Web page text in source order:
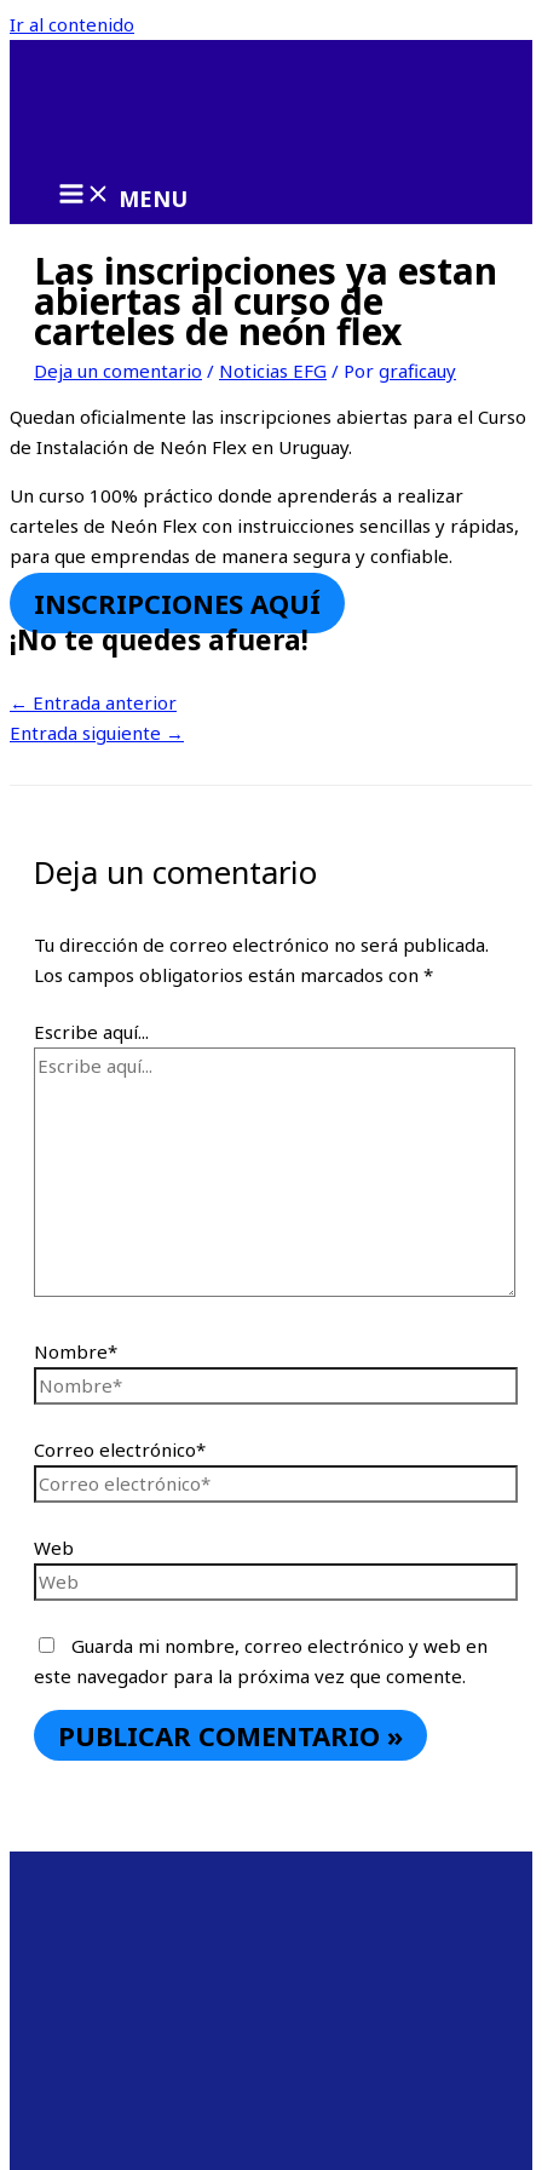
Ir al contenido
MENU
Las inscripciones ya estan
abiertas al curso de
carteles de neón flex
Deja un comentario / Noticias EFG / Por graficauy
Quedan oficialmente las inscripciones abiertas para el Curso
de Instalación de Neón Flex en Uruguay.
Un curso 100% práctico donde aprenderás a realizar
carteles de Neón Flex con instruicciones sencillas y rápidas,
para que emprendas de manera segura y confiable.
INSCRIPCIONES AQUÍ
¡No te quedes afuera!
← Entrada anterior
Entrada siguiente →
Deja un comentario
Tu dirección de correo electrónico no será publicada.
Los campos obligatorios están marcados con *
Escribe aquí...
Nombre*
Correo electrónico*
Web
Guarda mi nombre, correo electrónico y web en
este navegador para la próxima vez que comente.